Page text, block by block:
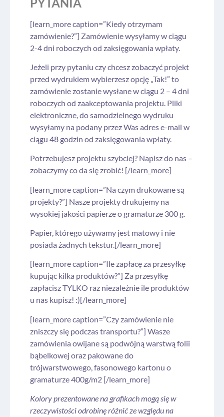
[learn_more caption=”Kiedy otrzymam
zamówienie?”] Zamówienie wysyłamy w ciągu
2-4 dni roboczych od zaksięgowania wpłaty.
Jeżeli przy pytaniu czy chcesz zobaczyć projekt
przed wydrukiem wybierzesz opcję „Tak!” to
zamówienie zostanie wysłane w ciągu 2 – 4 dni
roboczych od zaakceptowania projektu. Pliki
elektroniczne, do samodzielnego wydruku
wysyłamy na podany przez Was adres e-mail w
ciągu 48 godzin od zaksięgowania wpłaty.
Potrzebujesz projektu szybciej? Napisz do nas –
zobaczymy co da się zrobić! [/learn_more]
[learn_more caption=”Na czym drukowane są
projekty?”] Nasze projekty drukujemy na
wysokiej jakości papierze o gramaturze 300 g.
Papier, którego używamy jest matowy i nie
posiada żadnych tekstur.[/learn_more]
[learn_more caption=”Ile zapłacę za przesyłkę
kupując kilka produktów?”] Za przesyłkę
zapłacisz TYLKO raz niezależnie ile produktów
u nas kupisz! :)[/learn_more]
[learn_more caption=”Czy zamówienie nie
zniszczy się podczas transportu?”] Wasze
zamówienia owijane są podwójną warstwą folii
bąbelkowej oraz pakowane do
trójwarstwowego, fasonowego kartonu o
gramaturze 400g/m2 [/learn_more]
Kolory prezentowane na grafikach mogą się w
rzeczywistości odrobinę różnić ze względu na